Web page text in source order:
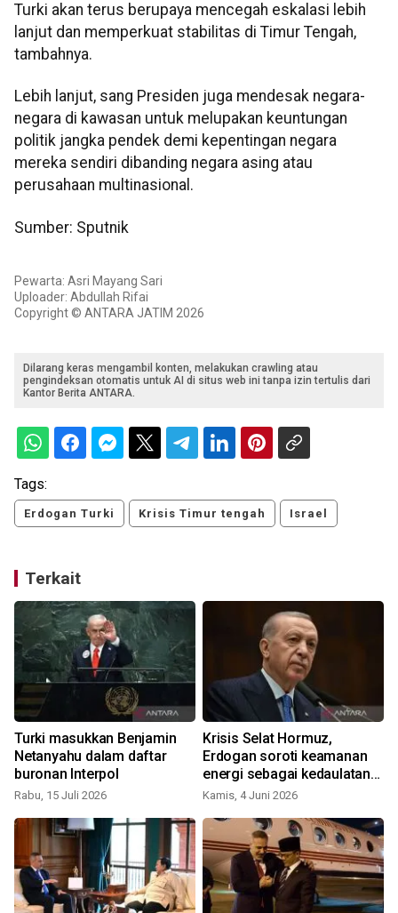
Turki akan terus berupaya mencegah eskalasi lebih
lanjut dan memperkuat stabilitas di Timur Tengah,
tambahnya.
Lebih lanjut, sang Presiden juga mendesak negara-
negara di kawasan untuk melupakan keuntungan
politik jangka pendek demi kepentingan negara
mereka sendiri dibanding negara asing atau
perusahaan multinasional.
Sumber: Sputnik
Pewarta: Asri Mayang Sari
Uploader: Abdullah Rifai
Copyright © ANTARA JATIM 2026
Dilarang keras mengambil konten, melakukan crawling atau
pengindeksan otomatis untuk AI di situs web ini tanpa izin tertulis dari
Kantor Berita ANTARA.
Tags:
Erdogan Turki Krisis Timur tengah Israel
Terkait
Turki masukkan Benjamin
Netanyahu dalam daftar
buronan Interpol
Rabu, 15 Juli 2026
Krisis Selat Hormuz,
Erdogan soroti keamanan
energi sebagai kedaulatan
nasional
Kamis, 4 Juni 2026